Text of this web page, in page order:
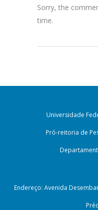
Sorry, the
time.
Universidade
Pró-reitoria de
Endereço: Avenida